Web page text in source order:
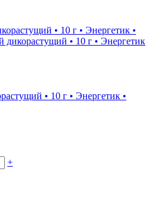
• 10 г • Энергетик •
+